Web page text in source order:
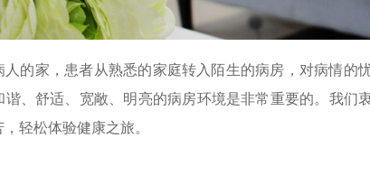
人的家，患者从熟悉的家庭转入陌生的病房，对病情的
谐、舒适、宽敞、明亮的病房环境是非常重要的。我们
轻松体验健康之旅。